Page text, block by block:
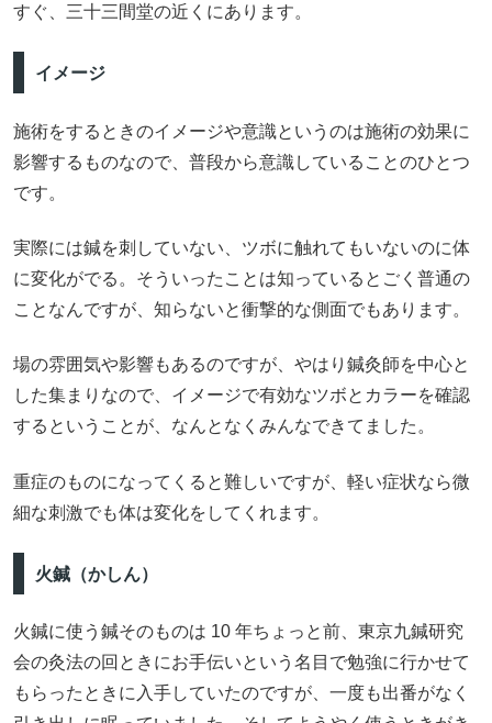
すぐ、三十三間堂の近くにあります。
イメージ
施術をするときのイメージや意識というのは施術の効果に
影響するものなので、普段から意識していることのひとつ
です。
実際には鍼を刺していない、ツボに触れてもいないのに体
に変化がでる。そういったことは知っているとごく普通の
ことなんですが、知らないと衝撃的な側面でもあります。
場の雰囲気や影響もあるのですが、やはり鍼灸師を中心と
した集まりなので、イメージで有効なツボとカラーを確認
するということが、なんとなくみんなできてました。
重症のものになってくると難しいですが、軽い症状なら微
細な刺激でも体は変化をしてくれます。
火鍼（かしん）
火鍼に使う鍼そのものは 10 年ちょっと前、東京九鍼研究
会の灸法の回ときにお手伝いという名目で勉強に行かせて
もらったときに入手していたのですが、一度も出番がなく